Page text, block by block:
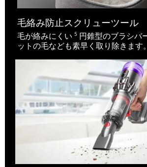
毛絡み防止スクリューツール
毛が絡みにくい5 円錐型のブラシバ
ットの毛なども素早く取り除きます。